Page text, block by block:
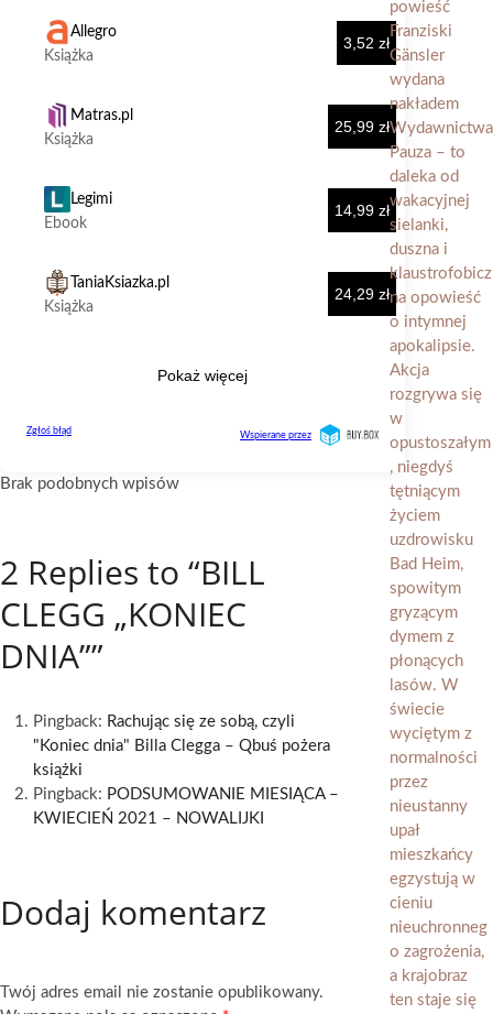
Brak podobnych wpisów
2 Replies to “BILL
CLEGG „KONIEC
DNIA””
Pingback: Rachując się ze sobą, czyli
"Koniec dnia" Billa Clegga – Qbuś pożera
książki
Pingback: PODSUMOWANIE MIESIĄCA –
KWIECIEŃ 2021 – NOWALIJKI
Dodaj komentarz
Twój adres email nie zostanie opublikowany.